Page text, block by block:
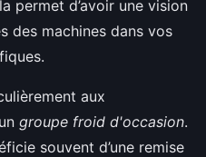
permet d’avoir une vision
des machines dans vos
aux
groupe froid d'occasion.
souvent d’une remise